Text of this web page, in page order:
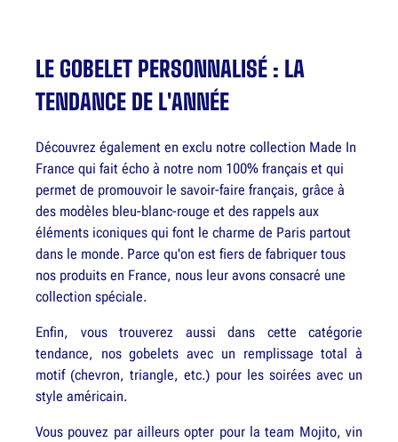
LE GOBELET PERSONNALISÉ : LA
TENDANCE DE L'ANNÉE
Découvrez également en exclu notre collection Made In
France qui fait écho à notre nom 100% français et qui
permet de promouvoir le savoir-faire français, grâce à
des modèles bleu-blanc-rouge et des rappels aux
éléments iconiques qui font le charme de Paris partout
dans le monde. Parce qu'on est fiers de fabriquer tous
nos produits en France, nous leur avons consacré une
collection spéciale.
Enfin, vous trouverez aussi dans cette catégorie
tendance, nos gobelets avec un remplissage total à
motif (chevron, triangle, etc.) pour les soirées avec un
style américain.
Vous pouvez par ailleurs opter pour la team Mojito, vin